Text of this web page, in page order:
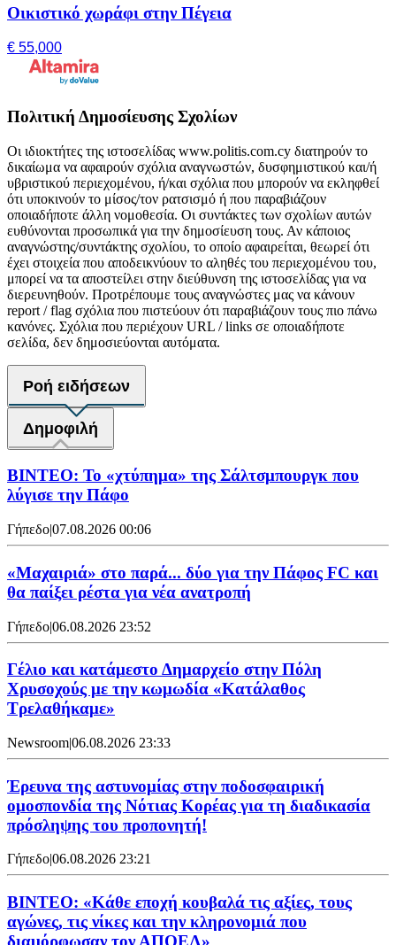
Οικιστικό χωράφι στην Πέγεια
€ 55,000
Πολιτική Δημοσίευσης Σχολίων
Οι ιδιοκτήτες της ιστοσελίδας www.politis.com.cy διατηρούν το
δικαίωμα να αφαιρούν σχόλια αναγνωστών, δυσφημιστικού και/ή
υβριστικού περιεχομένου, ή/και σχόλια που μπορούν να εκληφθεί
ότι υποκινούν το μίσος/τον ρατσισμό ή που παραβιάζουν
οποιαδήποτε άλλη νομοθεσία. Οι συντάκτες των σχολίων αυτών
ευθύνονται προσωπικά για την δημοσίευση τους. Αν κάποιος
αναγνώστης/συντάκτης σχολίου, το οποίο αφαιρείται, θεωρεί ότι
έχει στοιχεία που αποδεικνύουν το αληθές του περιεχομένου του,
μπορεί να τα αποστείλει στην διεύθυνση της ιστοσελίδας για να
διερευνηθούν. Προτρέπουμε τους αναγνώστες μας να κάνουν
report / flag σχόλια που πιστεύουν ότι παραβιάζουν τους πιο πάνω
κανόνες. Σχόλια που περιέχουν URL / links σε οποιαδήποτε
σελίδα, δεν δημοσιεύονται αυτόματα.
Ροή ειδήσεων
Δημοφιλή
ΒΙΝΤΕΟ: Το «χτύπημα» της Σάλτσμπουργκ που
λύγισε την Πάφο
Γήπεδο|07.08.2026 00:06
«Μαχαιριά» στο παρά... δύο για την Πάφος FC και
θα παίξει ρέστα για νέα ανατροπή
Γήπεδο|06.08.2026 23:52
Γέλιο και κατάμεστο Δημαρχείο στην Πόλη
Χρυσοχούς με την κωμωδία «Κατάλαθος
Τρελαθήκαμε»
Newsroom|06.08.2026 23:33
Έρευνα της αστυνομίας στην ποδοσφαιρική
ομοσπονδία της Νότιας Κορέας για τη διαδικασία
πρόσληψης του προπονητή!
Γήπεδο|06.08.2026 23:21
ΒΙΝΤΕΟ: «Κάθε εποχή κουβαλά τις αξίες, τους
αγώνες, τις νίκες και την κληρονομιά που
διαμόρφωσαν τον ΑΠΟΕΛ»